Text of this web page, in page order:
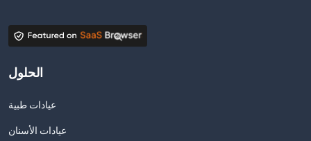
الحلول
عيادات طبية
عيادات الأسنان